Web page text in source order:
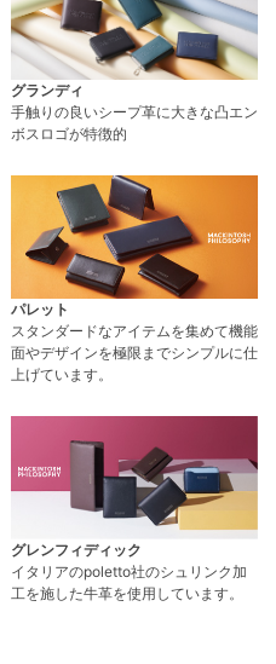
グランディ
手触りの良いシープ革に大きな凸エン
ボスロゴが特徴的
パレット
スタンダードなアイテムを集めて機能
面やデザインを極限までシンプルに仕
上げています。
グレンフィディック
イタリアのpoletto社のシュリンク加
工を施した牛革を使用しています。